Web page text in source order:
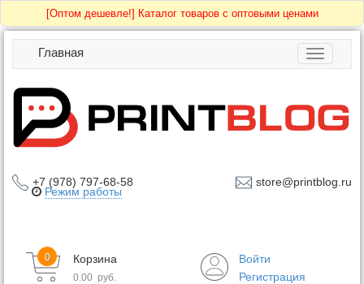
[Оптом дешевле!] Каталог товаров с оптовыми ценами
Toggle
Главная
+7 (978) 797-68-58 store@printblog.ru
Режим работы
Корзина
0
0.00 руб.
Войти
Регистрация